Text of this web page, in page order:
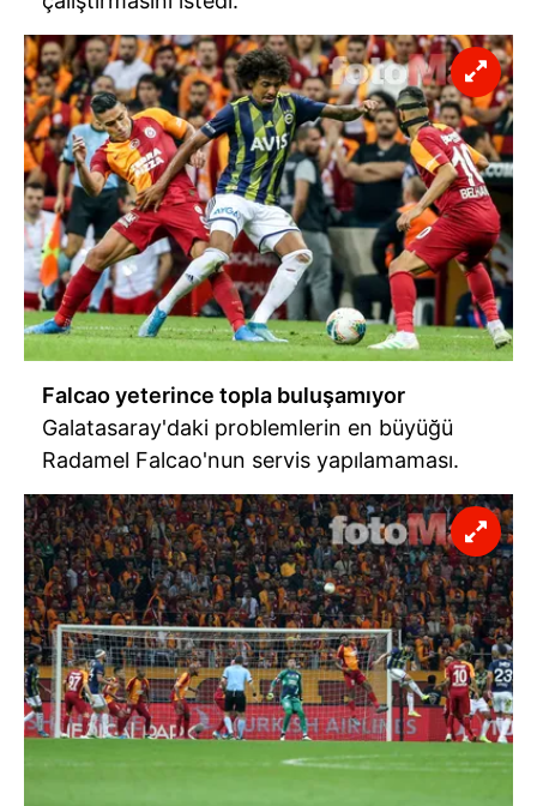
Falcao yeterince topla buluşamıyor
Galatasaray'daki problemlerin en büyüğü
Radamel Falcao'nun servis yapılamaması.